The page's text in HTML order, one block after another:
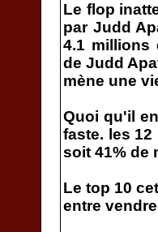
Le flop
par Judd
4.1 millions
de Judd
mène une
Quoi qu'il
faste. les
soit 41% de
Le top 10
entre